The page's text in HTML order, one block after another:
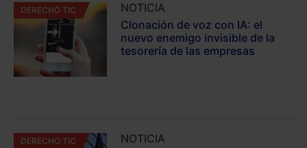
DERECHO TIC
NOTICIA
Clonación de voz con IA: el
nuevo enemigo invisible de la
tesorería de las empresas
DERECHO TIC
NOTICIA